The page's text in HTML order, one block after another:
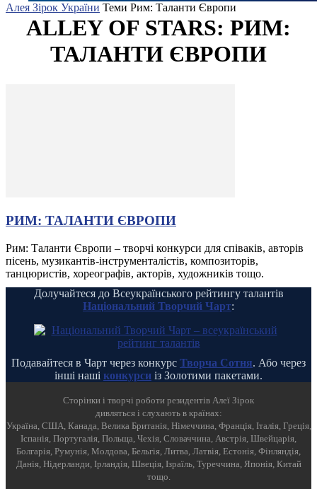
Алея Зірок України Теми Рим: Таланти Європи
ALLEY OF STARS: РИМ:
ТАЛАНТИ ЄВРОПИ
РИМ: ТАЛАНТИ ЄВРОПИ
Рим: Таланти Європи – творчі конкурси для співаків, авторів
пісень, музикантів-інструменталістів, композиторів,
танцюристів, хореографів, акторів, художників тощо.
Долучайтеся до Всеукраїнського рейтингу талантів
Національний Творчий Чарт:
Подавайтеся в Чарт через конкурс Творча Сотня. Або через
інші наші конкурси із Золотими пакетами.
Cторінки і творчі роботи резидентів Алеї Зірок
дивляться і слухають в країнах:
Україна, США, Канада, Велика Британія, Німеччина, Франція, Італія, Греція,
Іспанія, Португалія, Польща, Чехія, Словаччина, Австрія, Швейцарія,
Болгарія, Румунія, Молдова, Бельгія, Литва, Латвія, Естонія, Фінляндія,
Данія, Нідерланди, Ірландія, Швеція, Ізраїль, Туреччина, Японія, Китай
тощо.